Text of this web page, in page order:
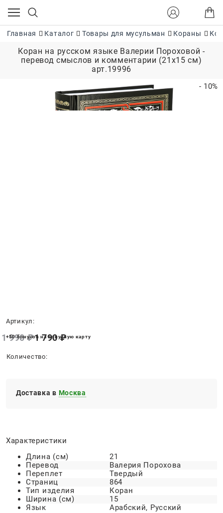
Главная Каталог Товары для мусульман Кораны
Коран на русском языке Валерии Пороховой -
перевод смыслов и комментарии (21х15 см)
арт.19996
- 10%
Артикул:
1 990 ₽1 790 ₽
+50 бонусов на бонусную карту
Количество:
Доставка в Москва
Характеристики
Длина (см)
21
Перевод
Валерия Порохова
Переплет
Твердый
Страниц
864
Тип изделия
Коран
Ширина (см)
15
Язык
Арабский, Русский